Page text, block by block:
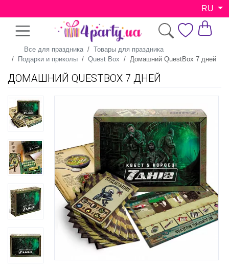
RU
Все для праздника
Товары для праздника
Подарки и приколы
Quest Box Домашний QuestBox 7 дней
ДОМАШНИЙ QUESTBOX 7 ДНЕЙ